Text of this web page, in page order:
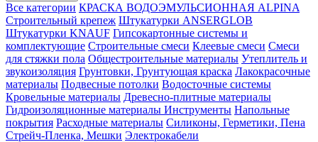
Все категории КРАСКА ВОДОЭМУЛЬСИОННАЯ ALPINA
Строительный крепеж Штукатурки ANSERGLOB
Штукатурки KNAUF Гипсокартонные системы и
комплектующие Строительные смеси Клеевые смеси Смеси
для стяжки пола Общестроительные материалы Утеплитель и
звукоизоляция Грунтовки, Грунтующая краска Лакокрасочные
материалы Подвесные потолки Водосточные системы
Кровельные материалы Древесно-плитные материалы
Гидроизоляционные материалы Инструменты Напольные
покрытия Расходные материалы Силиконы, Герметики, Пена
Стрейч-Пленка, Мешки Электрокабели